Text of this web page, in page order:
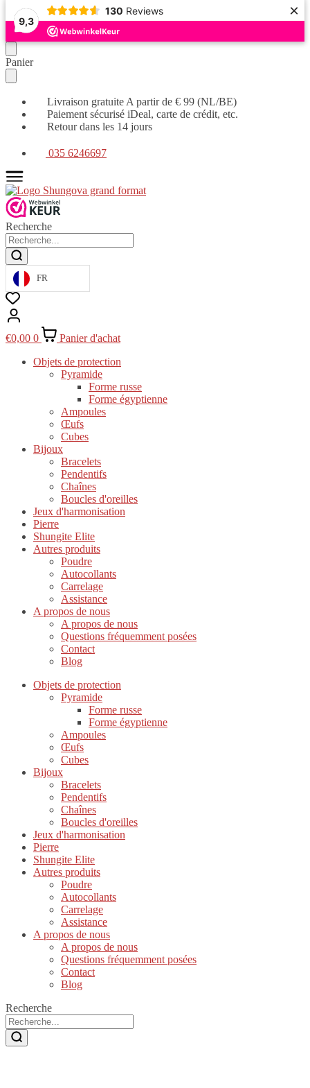
9,3
130 Reviews ×
Continuer
la
navigation
Skip
to
main
content
Panier
Livraison gratuite A partir de € 99 (NL/BE)
Paiement sécurisé iDeal, carte de crédit, etc.
Retour dans les 14 jours
035 6246697
Recherche
FR
€0,00 0
Panier d'achat
Objets de protection
Pyramide
Forme russe
Forme égyptienne
Ampoules
Œufs
Cubes
Bijoux
Bracelets
Pendentifs
Chaînes
Boucles d'oreilles
Jeux d'harmonisation
Pierre
Shungite Elite
Autres produits
Poudre
Autocollants
Carrelage
Assistance
A propos de nous
A propos de nous
Questions fréquemment posées
Contact
Blog
Objets de protection
Pyramide
Forme russe
Forme égyptienne
Ampoules
Œufs
Cubes
Bijoux
Bracelets
Pendentifs
Chaînes
Boucles d'oreilles
Jeux d'harmonisation
Pierre
Shungite Elite
Autres produits
Poudre
Autocollants
Carrelage
Assistance
A propos de nous
A propos de nous
Questions fréquemment posées
Contact
Blog
Recherche